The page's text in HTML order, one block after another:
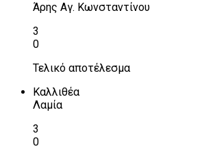
Άρης Αγ. Κωνσταντίνου
3
0
Τελικό αποτέλεσμα
Καλλιθέα
Λαμία
3
0